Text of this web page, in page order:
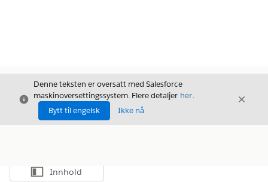
Avslutt
Denne teksten er oversatt med Salesforce
maskinoversettingssystem. Flere detaljer her.
Bytt til engelsk
Ikke nå
Avslutt
Vis innholdsfortegnelse
Innhold